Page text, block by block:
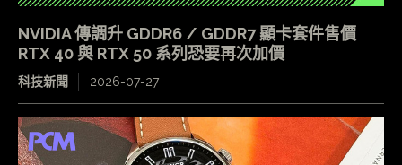
NVIDIA 傳調升 GDDR6 / GDDR7 顯卡套件售價
RTX 40 與 RTX 50 系列恐要再次加價
科技新聞 2026-07-27